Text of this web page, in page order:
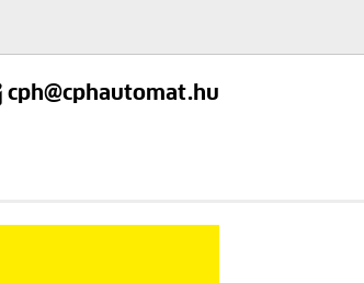
cph@cphautomat.hu